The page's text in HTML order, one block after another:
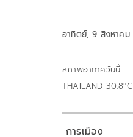
อาทิตย์, 9 สิงหาคม
สภาพอากาศวันนี้
THAILAND
การเมือง